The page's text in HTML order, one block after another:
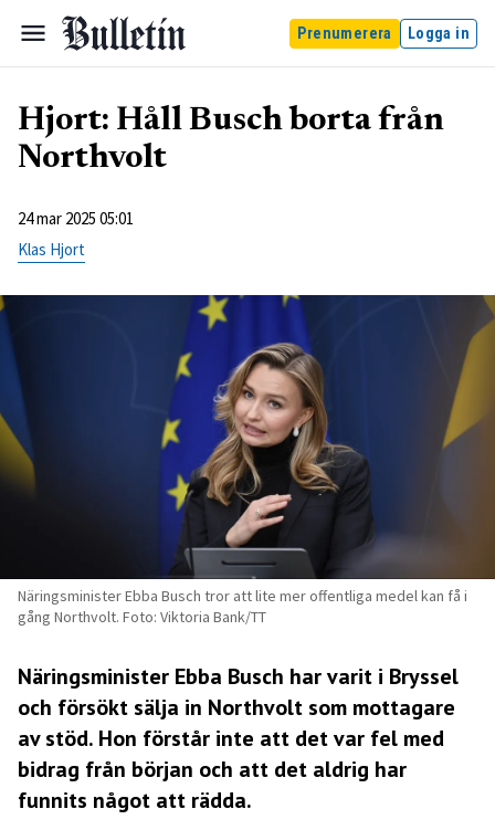
Prenumerera Logga in
Hjort: Håll Busch borta från
Northvolt
24 mar 2025 05:01
Klas Hjort
Näringsminister Ebba Busch tror att lite mer offentliga medel kan få i
gång Northvolt. Foto: Viktoria Bank/TT
Näringsminister Ebba Busch har varit i Bryssel
och försökt sälja in Northvolt som mottagare
av stöd. Hon förstår inte att det var fel med
bidrag från början och att det aldrig har
funnits något att rädda.